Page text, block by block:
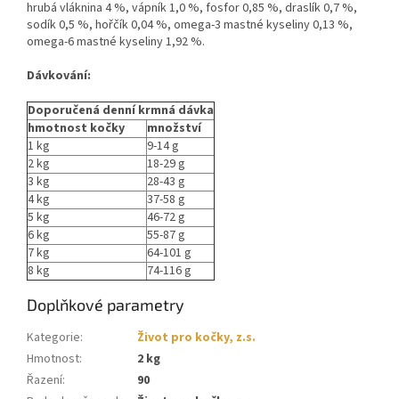
hrubá vláknina 4 %, vápník 1,0 %, fosfor 0,85 %, draslík 0,7 %,
sodík 0,5 %, hořčík 0,04 %, omega-3 mastné kyseliny 0,13 %,
omega-6 mastné kyseliny 1,92 %.
Dávkování:
Doporučená denní krmná dávka
hmotnost kočky
množství
1 kg
9-14 g
2 kg
18-29 g
3 kg
28-43 g
4 kg
37-58 g
5 kg
46-72 g
6 kg
55-87 g
7 kg
64-101 g
8 kg
74-116 g
Doplňkové parametry
Kategorie:
Život pro kočky, z.s.
Hmotnost:
2 kg
Řazení:
90